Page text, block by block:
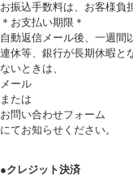
お振込手数料は、お客様負
＊お支払い期限＊
自動返信メール後、一週間
連休等、銀行が長期休暇と
ないときは、
メール
または
お問い合わせフォーム
にてお知らせください。
●クレジット決済